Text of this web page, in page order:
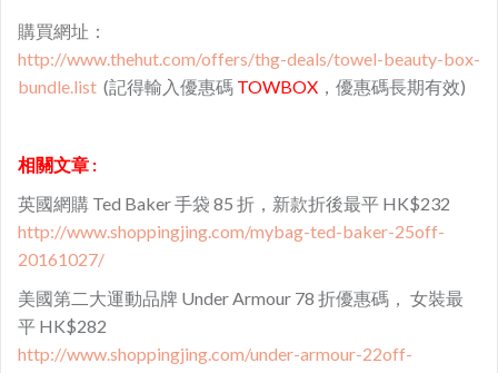
購買網址：
http://www.thehut.com/offers/thg-deals/towel-beauty-box-
bundle.list (記得輸入優惠碼 TOWBOX ，優惠碼長期有效)
相關文章 :
英國網購 Ted Baker 手袋 85 折，新款折後最平 HK$232
http://www.shoppingjing.com/mybag-ted-baker-25off-
20161027/
美國第二大運動品牌 Under Armour 78 折優惠碼， 女裝最
平 HK$282
http://www.shoppingjing.com/under-armour-22off-